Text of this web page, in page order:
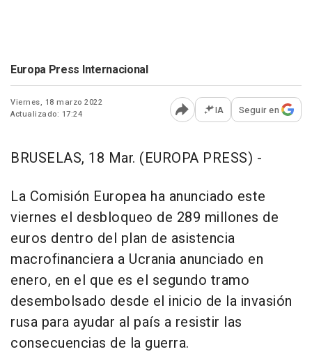
Europa Press Internacional
Viernes, 18 marzo 2022
Actualizado: 17:24
Abrir opciones para
IA Seguir en
BRUSELAS, 18 Mar. (EUROPA PRESS) -
La Comisión Europea ha anunciado este
viernes el desbloqueo de 289 millones de
euros dentro del plan de asistencia
macrofinanciera a Ucrania anunciado en
enero, en el que es el segundo tramo
desembolsado desde el inicio de la invasión
rusa para ayudar al país a resistir las
consecuencias de la guerra.